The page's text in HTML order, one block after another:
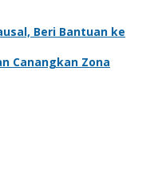
Beri Bantuan ke
Canangkan Zona